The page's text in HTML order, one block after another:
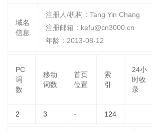
域名
信息
注册人/机构：Tang Yin Chang
注册邮箱：kefu@cn3000.cn
年龄：2013-08-12
PC
词
数
移动
词数
首页
位置
索
引
24小
时收
录
2 3 - 124